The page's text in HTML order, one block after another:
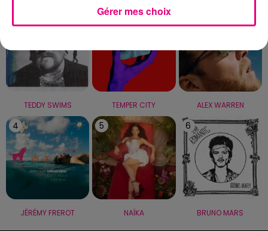
TEDDY SWIMS
2
TEMPER CITY ALEX WARREN
4
JÉRÉMY FREROT
5
NAÏKA
6
BRUNO MARS
Gérer mes choix